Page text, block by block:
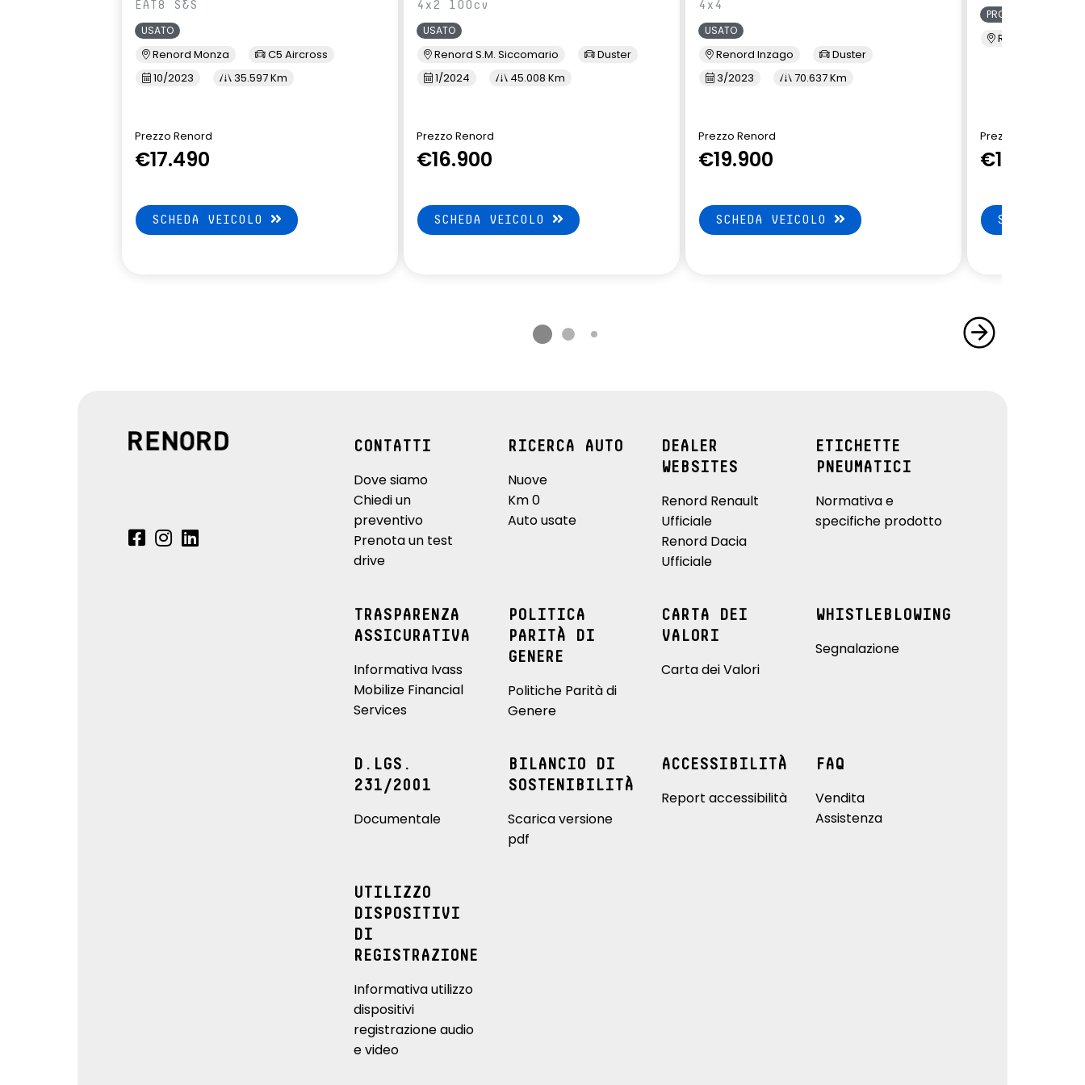
sistema multimediale openR link
10’ – radio e 2 speaker
EAT8 S&S
USATO
Renord Monza
C5 Aircross
10/2023
35.597 Km
Prezzo Renord
€17.490
SCHEDA VEICOLO
4x2 100cv
USATO
Renord S.M. Siccomario
Duster
1/2024
45.008 Km
Prezzo Renord
€16.900
SCHEDA VEICOLO
4x4
USATO
Renord Inzago
Duster
3/2023
70.637 Km
Prezzo Renord
€19.900
SCHEDA VEICOLO
PRONTA CONSEGNA
Renord S.M.
Prezzo di Listino
€19.150
SCHEDA
CONTATTI
Dove siamo
Chiedi un
preventivo
Prenota un test
drive
RICERCA AUTO
Nuove
Km 0
Auto usate
DEALER
WEBSITES
Renord Renault
Ufficiale
Renord Dacia
Ufficiale
ETICHETTE
PNEUMATICI
Normativa e
specifiche prodotto
TRASPARENZA
ASSICURATIVA
Informativa Ivass
Mobilize Financial
Services
POLITICA
PARITÀ DI
GENERE
Politiche Parità di
Genere
CARTA DEI
VALORI
Carta dei Valori
WHISTLEBLOWING
Segnalazione
D.LGS.
231/2001
Documentale
BILANCIO DI
SOSTENIBILITÀ
Scarica versione
pdf
ACCESSIBILITÀ
Report accessibilità
FAQ
Vendita
Assistenza
UTILIZZO
DISPOSITIVI
DI
REGISTRAZIONE
Informativa utilizzo
dispositivi
registrazione audio
e video